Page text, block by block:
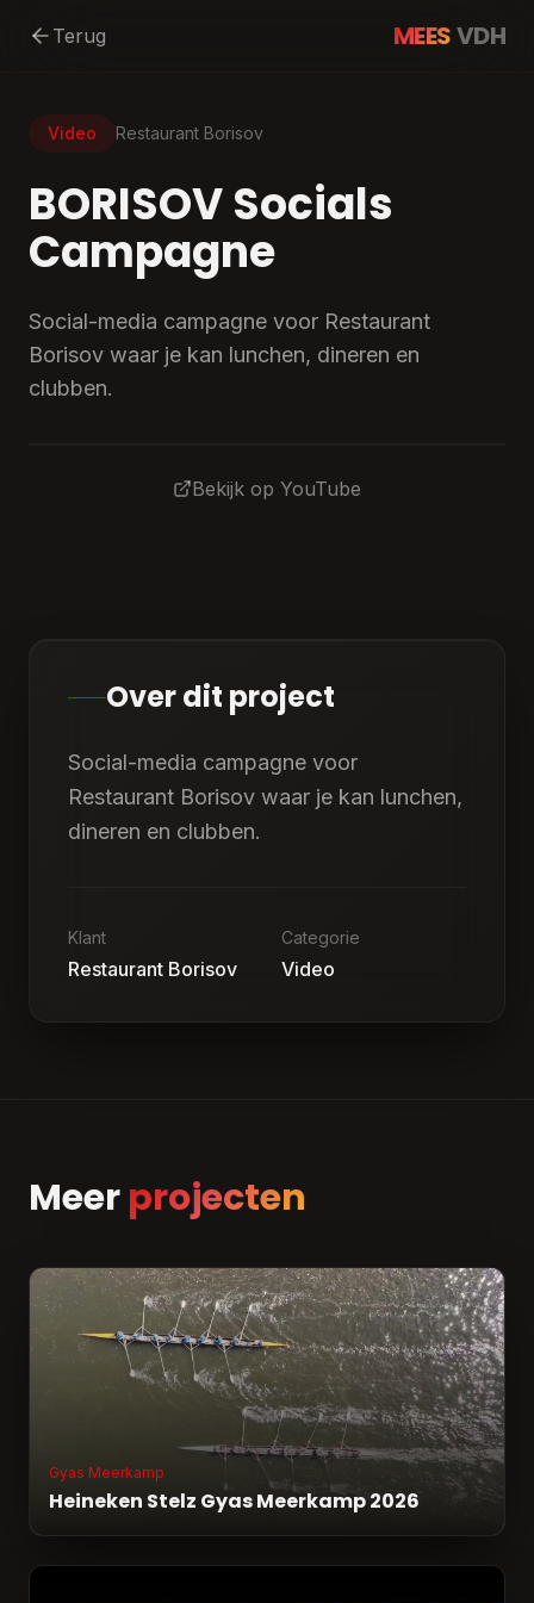
Terug MEESVDH
Video Restaurant Borisov
BORISOV Socials
Campagne
Social-media campagne voor Restaurant
Borisov waar je kan lunchen, dineren en
clubben.
Bekijk op YouTube
Over dit project
Social-media campagne voor
Restaurant Borisov waar je kan lunchen,
dineren en clubben.
Klant
Restaurant Borisov
Categorie
Video
Meerprojecten
Gyas Meerkamp
Heineken Stelz Gyas Meerkamp 2026